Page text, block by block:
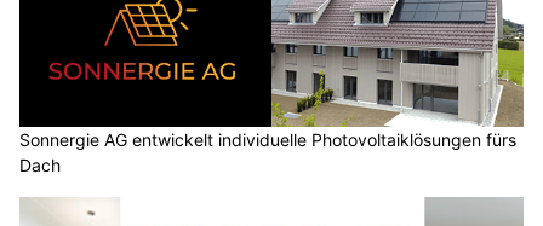
Sonnergie AG entwickelt individuelle Photovoltaiklösungen fürs
Dach